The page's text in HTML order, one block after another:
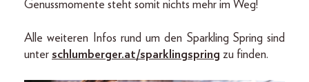
Genussmomente steht somit nichts mehr im Weg!
Alle weiteren Infos rund um den Sparkling Spring sind
unter schlumberger.at/sparklingspring zu finden.